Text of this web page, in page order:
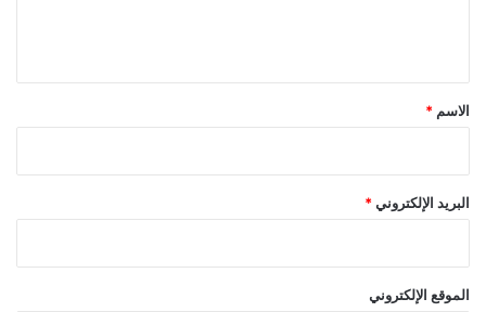
*
الاسم *
البريد الإلكتروني *
الموقع الإلكتروني